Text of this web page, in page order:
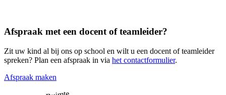
Afspraak met een docent of teamleider?
Zit uw kind al bij ons op school en wilt u een docent of teamleider
spreken? Plan een afspraak in via het contactformulier.
Afspraak maken